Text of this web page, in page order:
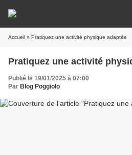
Accueil » Pratiquez une activité physique adaptée
Pratiquez une activité
Publié le 19/01/2025 à 07:00
Par Blog Poggiolo